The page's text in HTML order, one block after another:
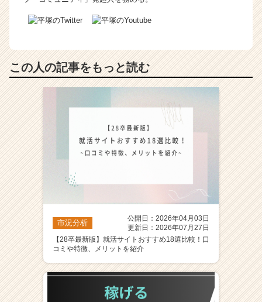
この人の記事をもっと読む
市況分析
公開日：2026年04月03日
更新日：2026年07月27日
【28卒最新版】就活サイトおすすめ18選比較！口
コミや特徴、メリットを紹介